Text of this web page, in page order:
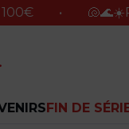
• 🐚🌊☀️Petite
FIN DE